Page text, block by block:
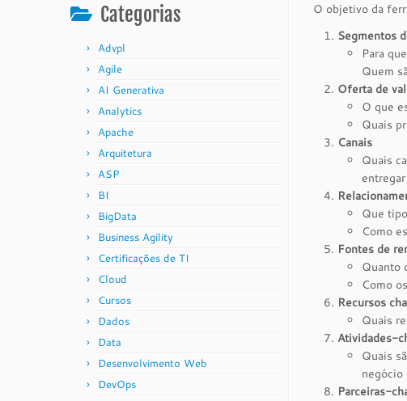
Categorias
Advpl
Agile
AI Generativa
Analytics
Apache
Arquitetura
ASP
BI
BigData
Business Agility
Certificações de TI
Cloud
Cursos
Dados
Data
Desenvolvimento Web
DevOps
O objetivo da
Segmentos
Para
Quem
Oferta de
O que
Quais
Canais
Quais
Que
Como
Fontes de
Quanto
Como
Recursos
Quais
Atividades-
Quais
negócio
Parceiras-